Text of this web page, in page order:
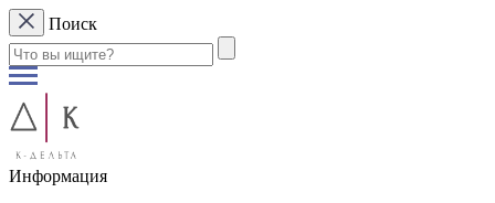
Поиск
Информация